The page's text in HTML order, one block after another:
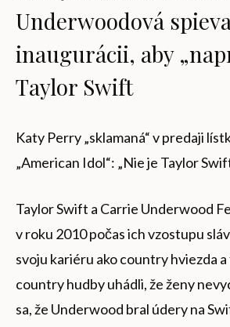
Underwoodová
inaugurácii, aby
Taylor Swift
Katy Perry „sklamaná“ v predaji
„American Idol“: „Nie je Taylor
Taylor Swift a Carrie Underwood
v roku 2010 počas ich vzostupu
svoju kariéru ako country hviezda
country hudby uhádli, že ženy
sa, že Underwood bral údery na